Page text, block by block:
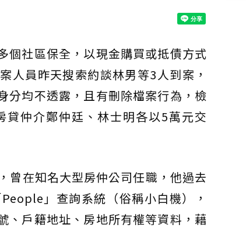
個社區保全，以現金購買或抵債方式
人員昨天搜索約談林男等3人到案，
分均不透露，且有刪除檔案行為，檢
仲介鄭仲廷、林士明各以5萬元交
曾在知名大型房仲公司任職，他過去
」查詢系統（俗稱小白機），
、戶籍地址、房地所有權等資料，藉